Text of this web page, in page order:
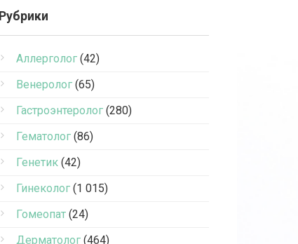
Рубрики
Аллерголог (42)
Венеролог (65)
Гастроэнтеролог (280)
Гематолог (86)
Генетик (42)
Гинеколог (1 015)
Гомеопат (24)
Дерматолог (464)